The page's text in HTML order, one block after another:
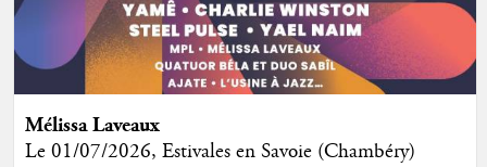
Mélissa Laveaux
Le 01/07/2026, Estivales en Savoie (Chambéry)